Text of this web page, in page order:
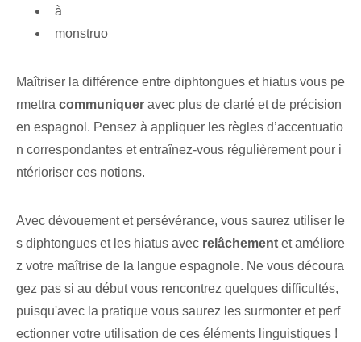
à
monstruo
Maîtriser la différence entre diphtongues et hiatus vous pe
rmettra communiquer avec plus de clarté et de précision ⁢
en espagnol. Pensez à appliquer​ les règles d’accentuatio
n correspondantes et entraînez-vous régulièrement pour i
ntérioriser ces notions.
Avec dévouement et persévérance, vous saurez utiliser le
s diphtongues et les hiatus avec relâchement et améliore
z votre maîtrise de la langue espagnole. Ne vous découra
gez pas si au début vous rencontrez quelques difficultés,
puisqu'avec la pratique vous saurez les surmonter et perf
ectionner votre utilisation de ces éléments linguistiques !